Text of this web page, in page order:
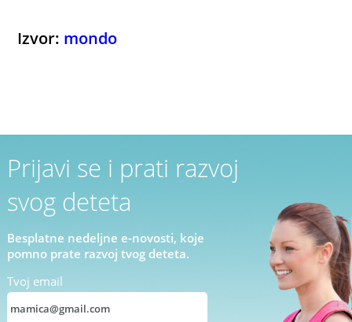
Izvor: mondo
Prijavi se i prati razvoj
svog deteta
Besplatne nedeljne e-novosti, koje
pomno prate razvoj tvog deteta.
Tvoj email